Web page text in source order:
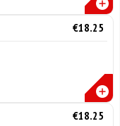
€18.25
€18.25